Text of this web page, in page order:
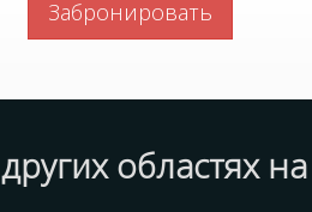
Забронировать
других областях